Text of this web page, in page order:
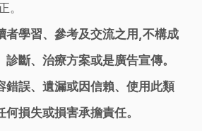
。
者學習、參考及交流之用,不構成
斷、治療方案或是廣告宣傳。
錯誤、遺漏或因信賴、使用此類
損失或損害承擔責任。